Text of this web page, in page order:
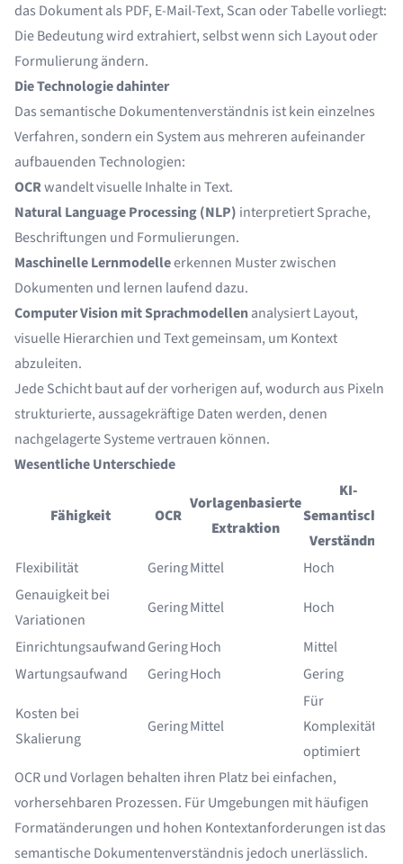
das Dokument als PDF, E-Mail-Text, Scan oder Tabelle vorliegt:
Die Bedeutung wird extrahiert, selbst wenn sich Layout oder
Formulierung ändern.
Die Technologie dahinter
Das semantische Dokumentenverständnis ist kein einzelnes
Verfahren, sondern ein System aus mehreren aufeinander
aufbauenden Technologien:
OCRwandelt visuelle Inhalte in Text.
Natural Language Processing (NLP) interpretiert Sprache,
Beschriftungen und Formulierungen.
Maschinelle Lernmodelleerkennen Muster zwischen
Dokumenten und lernen laufend dazu.
Computer Vision mit Sprachmodellenanalysiert Layout,
visuelle Hierarchien und Text gemeinsam, um Kontext
abzuleiten.
Jede Schicht baut auf der vorherigen auf, wodurch aus Pixeln
strukturierte, aussagekräftige Daten werden, denen
nachgelagerte Systeme vertrauen können.
Wesentliche Unterschiede
Fähigkeit OCR
Vorlagenbasierte
Extraktion
KI-
Semantisches
Verständnis
Flexibilität
GeringMittel
Hoch
Genauigkeit bei
Variationen
GeringMittel
Hoch
EinrichtungsaufwandGeringHoch
Mittel
Wartungsaufwand
GeringHoch
Gering
Kosten bei
Skalierung
GeringMittel
Für
Komplexität
optimiert
OCR und Vorlagen behalten ihren Platz bei einfachen,
vorhersehbaren Prozessen. Für Umgebungen mit häufigen
Formatänderungen und hohen Kontextanforderungen ist das
semantische Dokumentenverständnis jedoch unerlässlich.